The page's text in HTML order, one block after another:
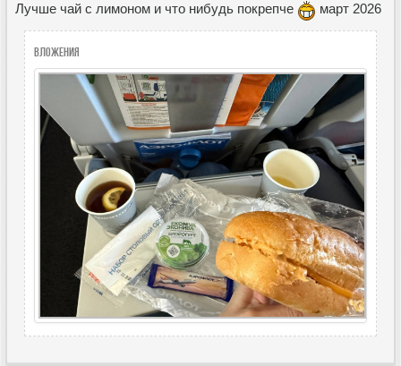
Лучше чай с лимоном и что нибудь покрепче март 2026
Вложения